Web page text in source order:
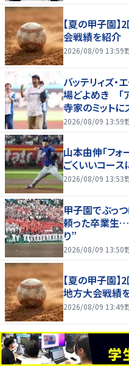
【夏の甲子園
会戦績を紹介
2026/08/09 13:59
バッテリィズ
場どよめき 「
寺家のミット
バンならず
2026/08/09 13:59
山本由伸「フォ
ごくいいコー
2026/08/09 13:53
甲子園でぶっ
頼った卒業生
り”
2026/08/09 13:50
【夏の甲子園
地方大会戦績
2026/08/09 13:49